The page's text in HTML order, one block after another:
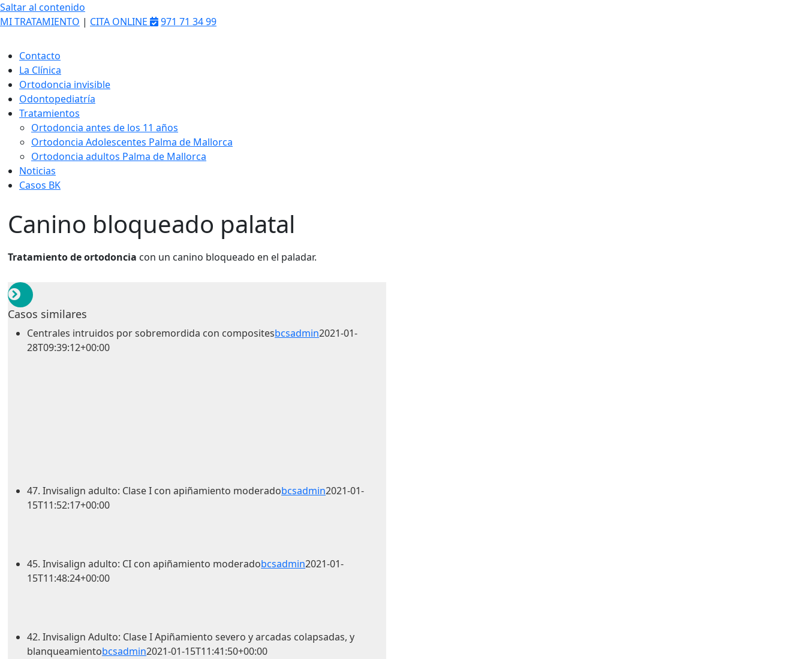
Saltar al contenido
MI TRATAMIENTO | CITA ONLINE 971 71 34 99
Contacto
La Clínica
Ortodoncia invisible
Odontopediatría
Tratamientos
Ortodoncia antes de los 11 años
Ortodoncia Adolescentes Palma de Mallorca
Ortodoncia adultos Palma de Mallorca
Noticias
Casos BK
Canino bloqueado palatal
Tratamiento de ortodoncia con un canino bloqueado en el paladar.
Casos similares
Centrales intruidos por sobremordida con compositesbcsadmin2021-01-
28T09:39:12+00:00
47. Invisalign adulto: Clase I con apiñamiento moderadobcsadmin2021-01-
15T11:52:17+00:00
45. Invisalign adulto: CI con apiñamiento moderadobcsadmin2021-01-
15T11:48:24+00:00
42. Invisalign Adulto: Clase I Apiñamiento severo y arcadas colapsadas, y
blanqueamientobcsadmin2021-01-15T11:41:50+00:00